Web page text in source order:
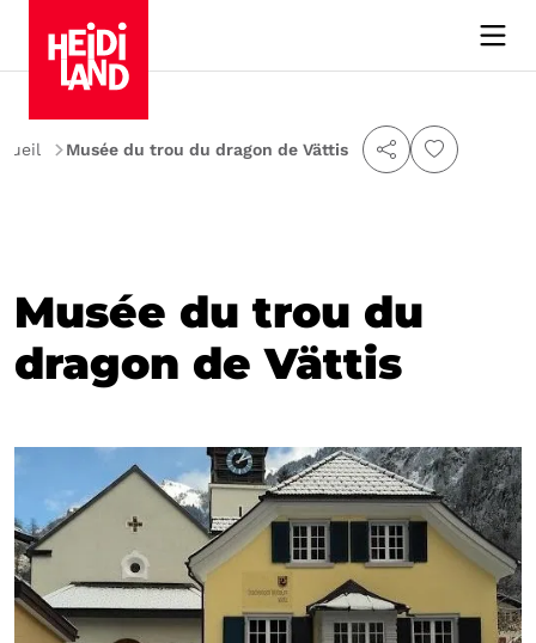
Musée du trou du dragon de Vättis
Musée du trou du
dragon de Vättis